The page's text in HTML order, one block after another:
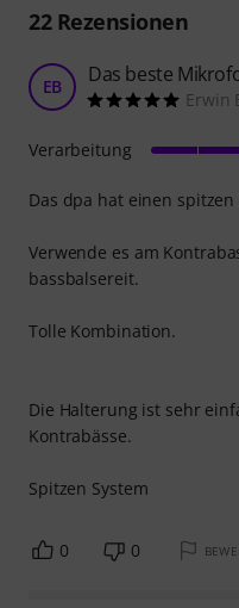
22Rezensionen
EB Das beste
Erwin
Das dpa hat einen spitzen
Verwende es am
bassbalsereit.
Tolle Kombination.
Die Halterung ist sehr
Kontrabässe.
Spitzen System
Verarbeitung
0 0